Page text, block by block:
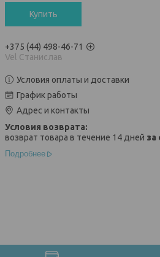
Купить
+375 (44) 498-46-71
Vel Станислав
Условия оплаты и доставки
График работы
Адрес и контакты
возврат товара в течение 14 дней за
Подробнее